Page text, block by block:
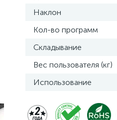
Наклон
Кол-во программ
Складывание
Вес пользователя (кг)
Использование